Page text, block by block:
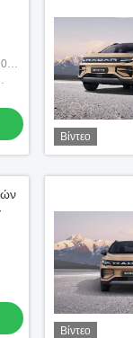
x
Βίντεο
Βίντεο